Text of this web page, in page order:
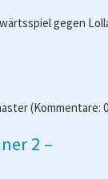
gegen
(Kommentare:
2 –